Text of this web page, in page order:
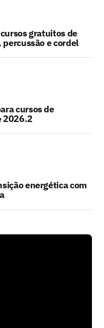
gratuitos de
e cordel
cursos de
2026.2
energética com